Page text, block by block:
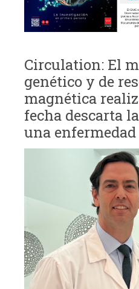
Circulation: El
genético y de
magnética
fecha descarta
una